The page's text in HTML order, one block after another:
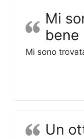
Mi
bene
Mi sono
Un